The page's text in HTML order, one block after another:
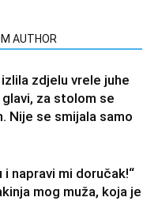
AUTHOR
zdjelu vrele juhe
za stolom se
Nije se smijala samo
napravi mi doručak!“
mog muža, koja je